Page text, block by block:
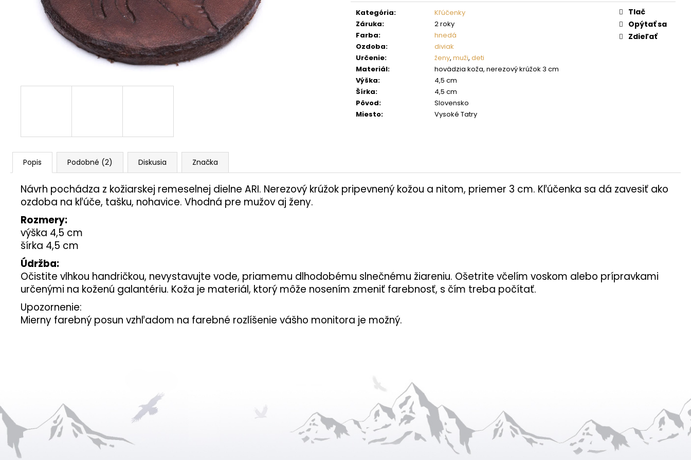
cena:
Kategória:
Kľúčenky
Záruka:
2 roky
Farba:
hnedá
Ozdoba:
diviak
Určenie: ženy, muži, deti
Materiál:
hovädzia koža, nerezový krúžok 3 cm
Výška:
4,5 cm
Šírka:
4,5 cm
Pôvod:
Slovensko
Miesto: Vysoké Tatry
Tlač
Opýtať sa
Zdieľať
Popis Podobné (2) Diskusia Značka
Návrh pochádza z kožiarskej remeselnej dielne ARI. Nerezový krúžok pripevnený kožou a nitom, priemer 3 cm. Kľúčenka sa dá zavesiť ako
ozdoba na kľúče, tašku, nohavice. Vhodná pre mužov aj ženy.
Rozmery:
výška 4,5 cm
šírka 4,5 cm
Údržba:
Očistite vlhkou handričkou, nevystavujte vode, priamemu dlhodobému slnečnému žiareniu. Ošetrite včelím voskom alebo prípravkami
určenými na koženú galantériu. Koža je materiál, ktorý môže nosením zmeniť farebnosť, s čím treba počítať.
Upozornenie:
Mierny farebný posun vzhľadom na farebné rozlíšenie vášho monitora je možný.